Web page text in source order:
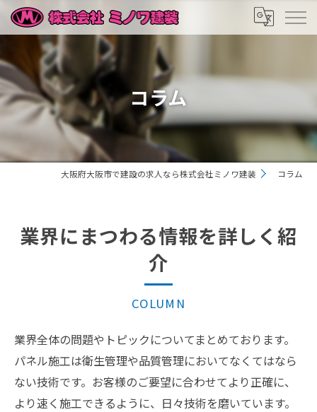
コラム
大阪府大阪市で建設の求人なら株式会社ミノワ建装 コラム
業界にまつわる情報を詳しく紹
介
COLUMN
業界全体の問題やトピックについてまとめております。
パネル施工は衛生管理や品質管理においてなくてはなら
ない技術です。お客様のご要望に合わせてより正確に、
より速く施工できるように、日々技術を磨いています。